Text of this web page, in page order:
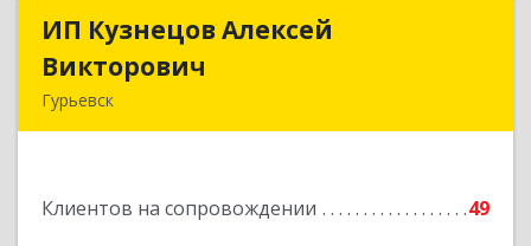
ИП Кузнецов Алексей
Викторович
Гурьевск
Клиентов на сопровождении 49
ИП Кузнецов Алексей
Подробнее